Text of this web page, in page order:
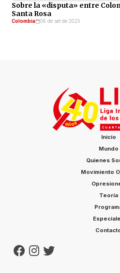
Sobre la «disputa» entre
Santa Rosa
Colombia 06 de set de 2025
Inicio
Mundo
Quienes
Movimiento
Teoría